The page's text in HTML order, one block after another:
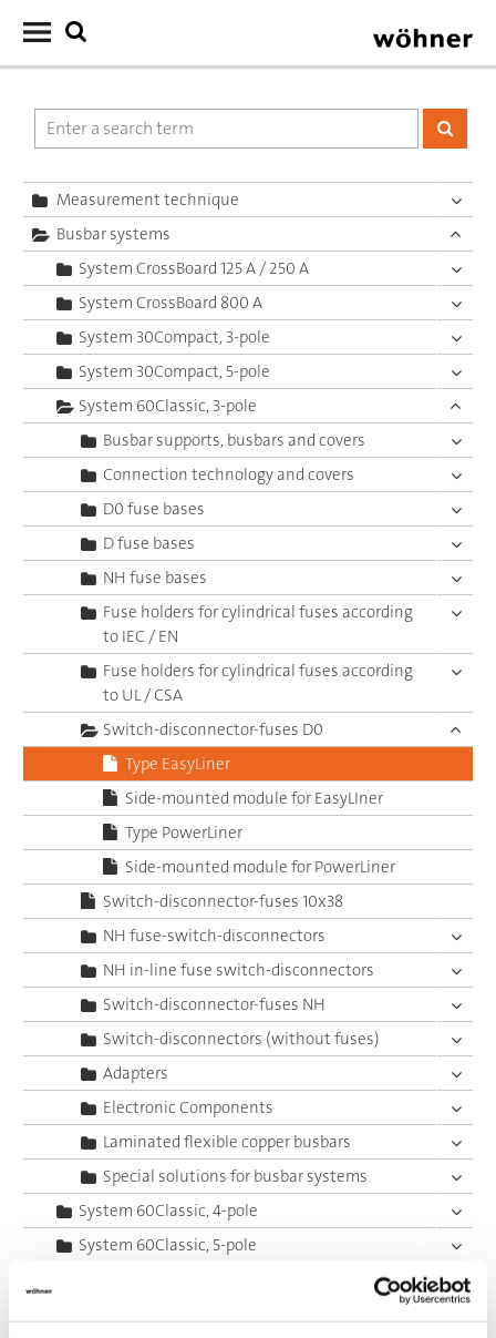
Measurement technique
Busbar systems
System CrossBoard 125 A / 250 A
System CrossBoard 800 A
System 30Compact, 3-pole
System 30Compact, 5-pole
System 60Classic, 3-pole
Busbar supports, busbars and covers
Connection technology and covers
D0 fuse bases
D fuse bases
NH fuse bases
Fuse holders for cylindrical fuses according
to IEC / EN
Fuse holders for cylindrical fuses according
to UL / CSA
Switch-disconnector-fuses D0
Type EasyLiner
Side-mounted module for EasyLIner
Type PowerLiner
Side-mounted module for PowerLiner
Switch-disconnector-fuses 10x38
NH fuse-switch-disconnectors
NH in-line fuse switch-disconnectors
Switch-disconnector-fuses NH
Switch-disconnectors (without fuses)
Adapters
Electronic Components
Laminated flexible copper busbars
Special solutions for busbar systems
System 60Classic, 4-pole
System 60Classic, 5-pole